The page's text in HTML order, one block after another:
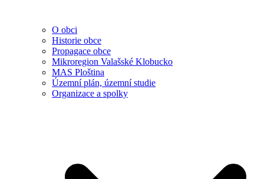
O obci
Historie obce
Propagace obce
Mikroregion Valašské Klobucko
MAS Ploština
Územní plán, územní studie
Organizace a spolky